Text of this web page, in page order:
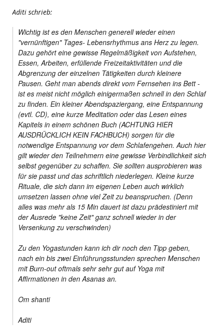
Aditi schrieb:
Wichtig ist es den Menschen generell wieder einen
"vernünftigen" Tages- Lebensrhythmus ans Herz zu legen.
Dazu gehört eine gewisse Regelmäßigkeit von Aufstehen,
Essen, Arbeiten, erfüllende Freizeitaktivitäten und die
Abgrenzung der einzelnen Tätigkeiten durch kleinere
Pausen. Geht man abends direkt vom Fernsehen ins Bett -
ist es meist nicht möglich einigermaßen schnell in den Schlaf
zu finden. Ein kleiner Abendspaziergang, eine Entspannung
(evtl. CD), eine kurze Meditation oder das Lesen eines
Kapitels in einem schönen Buch (ACHTUNG HIER
AUSDRÜCKLICH KEIN FACHBUCH) sorgen für die
notwendige Entspannung vor dem Schlafengehen. Auch hier
gilt wieder den Teilnehmern eine gewisse Verbindlichkeit sich
selbst gegenüber zu schaffen. Sie sollten ausprobieren was
für sie passt und das schriftlich niederlegen. Kleine kurze
Rituale, die sich dann im eigenen Leben auch wirklich
umsetzen lassen ohne viel Zeit zu beanspruchen. (Denn
alles was mehr als 15 Min dauert ist dazu prädestiniert mit
der Ausrede "keine Zeit" ganz schnell wieder in der
Versenkung zu verschwinden)
Zu den Yogastunden kann ich dir noch den Tipp geben,
nach ein bis zwei Einführungsstunden sprechen Menschen
mit Burn-out oftmals sehr sehr gut auf Yoga mit
Affirmationen in den Asanas an.
Om shanti
Aditi